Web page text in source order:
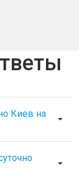
Киев на